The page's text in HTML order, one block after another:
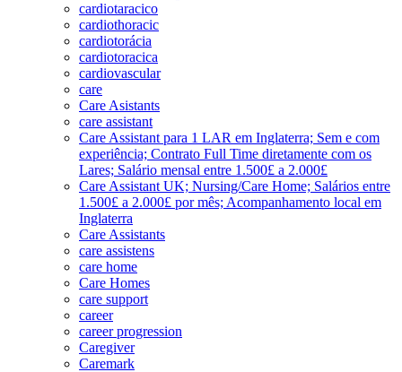
cardiotaracico
cardiothoracic
cardiotorácia
cardiotoracica
cardiovascular
care
Care Asistants
care assistant
Care Assistant para 1 LAR em Inglaterra; Sem e com
experiência; Contrato Full Time diretamente com os
Lares; Salário mensal entre 1.500£ a 2.000£
Care Assistant UK; Nursing/Care Home; Salários entre
1.500£ a 2.000£ por mês; Acompanhamento local em
Inglaterra
Care Assistants
care assistens
care home
Care Homes
care support
career
career progression
Caregiver
Caremark